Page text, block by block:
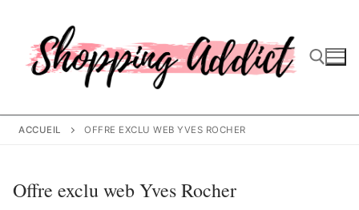
contenu
Rechercher :
ACCUEIL OFFRE EXCLU WEB YVES ROCHER
Offre exclu web Yves Rocher